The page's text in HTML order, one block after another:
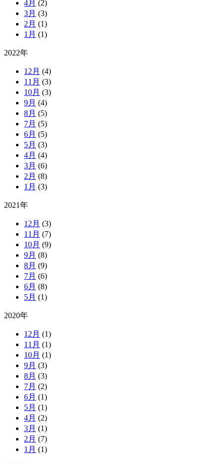
4月 (2)
3月 (3)
2月 (1)
1月 (1)
2022年
12月 (4)
11月 (3)
10月 (3)
9月 (4)
8月 (5)
7月 (5)
6月 (5)
5月 (3)
4月 (4)
3月 (6)
2月 (8)
1月 (3)
2021年
12月 (3)
11月 (7)
10月 (9)
9月 (8)
8月 (9)
7月 (6)
6月 (8)
5月 (1)
2020年
12月 (1)
11月 (1)
10月 (1)
9月 (3)
8月 (3)
7月 (2)
6月 (1)
5月 (1)
4月 (2)
3月 (1)
2月 (7)
1月 (1)